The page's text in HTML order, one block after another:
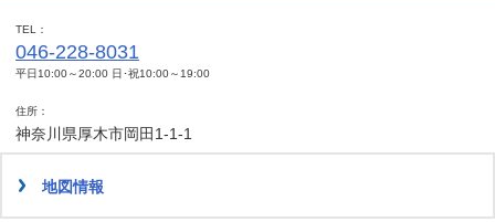
TEL
046-228-8031
平日10:00～20:00 日･祝10:00～19:00
住所
神奈川県厚木市岡田1-1-1
地図情報